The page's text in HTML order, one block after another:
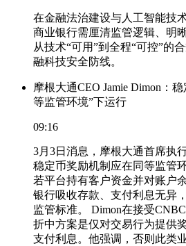
在金融法治建设与人工智能技
商业银行需厘清监管逻辑、明
从技术“可用”到全程“可控”的
融科技安全防线。
摩根大通CEO Jamie Dimon：
等监管环境”下运行
09:16
3月3日消息，摩根大通首席执
稳定币奖励机制应在同等监管
若平台持有客户资金并对账户
银行吸收存款、支付利息无异
监管标准。 Dimon在接受
折中方案是仅对交易行为提供
支付利息。他强调，否则此类